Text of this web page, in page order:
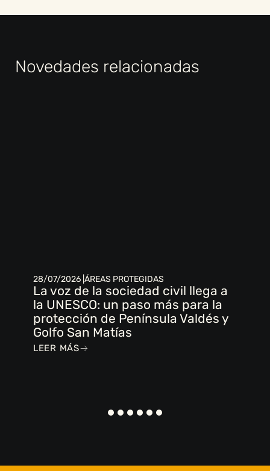
Novedades relacionadas
28/07/2026 | ÁREAS PROTEGIDAS
La voz de la sociedad civil llega a
la UNESCO: un paso más para la
protección de Península Valdés y
Golfo San Matías
LEER MÁS